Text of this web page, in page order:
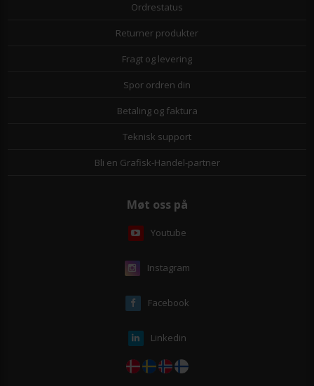
Ordrestatus
Returner produkter
Fragt og levering
Spor ordren din
Betaling og faktura
Teknisk support
Bli en Grafisk-Handel-partner
Møt oss på
Youtube
Instagram
Facebook
Linkedin